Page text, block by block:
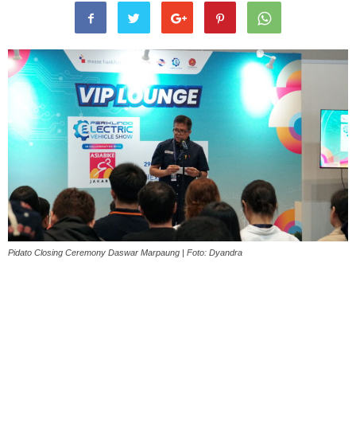
Pidato Closing Ceremony Daswar Marpaung | Foto: Dyandra